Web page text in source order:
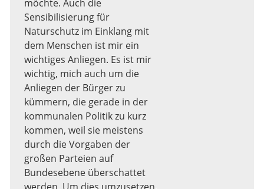
möchte. Auch die
Sensibilisierung für
Naturschutz im Einklang mit
dem Menschen ist mir ein
wichtiges Anliegen. Es ist mir
wichtig, mich auch um die
Anliegen der Bürger zu
kümmern, die gerade in der
kommunalen Politik zu kurz
kommen, weil sie meistens
durch die Vorgaben der
großen Parteien auf
Bundesebene überschattet